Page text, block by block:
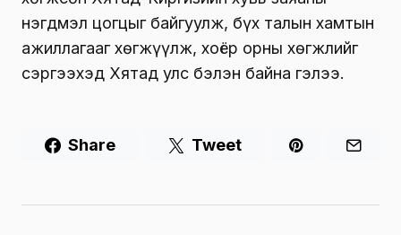
нэгдмэл цогцыг байгуулж, бүх талын хамтын
ажиллагааг хөгжүүлж, хоёр орны хөгжлийг
сэргээхэд Хятад улс бэлэн байна гэлээ.
Share Tweet